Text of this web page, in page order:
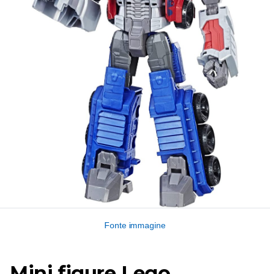
Fonte immagine